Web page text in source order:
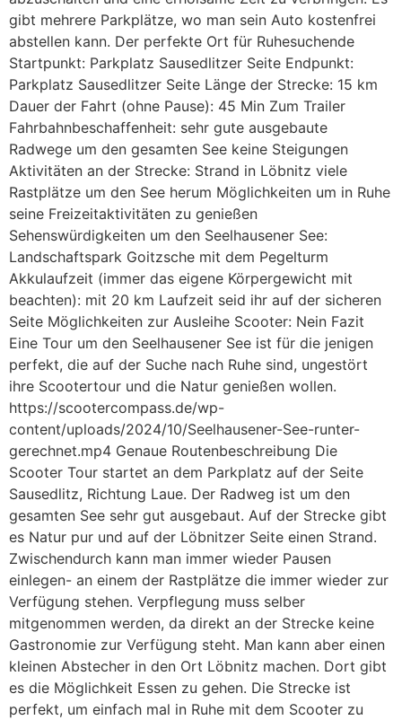
gibt mehrere Parkplätze, wo man sein Auto kostenfrei
abstellen kann. Der perfekte Ort für Ruhesuchende
Startpunkt: Parkplatz Sausedlitzer Seite Endpunkt:
Parkplatz Sausedlitzer Seite Länge der Strecke: 15 km
Dauer der Fahrt (ohne Pause): 45 Min Zum Trailer
Fahrbahnbeschaffenheit: sehr gute ausgebaute
Radwege um den gesamten See keine Steigungen
Aktivitäten an der Strecke: Strand in Löbnitz viele
Rastplätze um den See herum Möglichkeiten um in Ruhe
seine Freizeitaktivitäten zu genießen
Sehenswürdigkeiten um den Seelhausener See:
Landschaftspark Goitzsche mit dem Pegelturm
Akkulaufzeit (immer das eigene Körpergewicht mit
beachten): mit 20 km Laufzeit seid ihr auf der sicheren
Seite Möglichkeiten zur Ausleihe Scooter: Nein Fazit
Eine Tour um den Seelhausener See ist für die jenigen
perfekt, die auf der Suche nach Ruhe sind, ungestört
ihre Scootertour und die Natur genießen wollen.
https://scootercompass.de/wp-
content/uploads/2024/10/Seelhausener-See-runter-
gerechnet.mp4 Genaue Routenbeschreibung Die
Scooter Tour startet an dem Parkplatz auf der Seite
Sausedlitz, Richtung Laue. Der Radweg ist um den
gesamten See sehr gut ausgebaut. Auf der Strecke gibt
es Natur pur und auf der Löbnitzer Seite einen Strand.
Zwischendurch kann man immer wieder Pausen
einlegen- an einem der Rastplätze die immer wieder zur
Verfügung stehen. Verpflegung muss selber
mitgenommen werden, da direkt an der Strecke keine
Gastronomie zur Verfügung steht. Man kann aber einen
kleinen Abstecher in den Ort Löbnitz machen. Dort gibt
es die Möglichkeit Essen zu gehen. Die Strecke ist
perfekt, um einfach mal in Ruhe mit dem Scooter zu